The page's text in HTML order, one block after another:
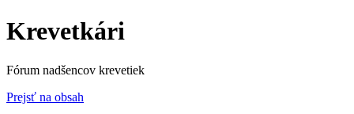
Krevetkári
Fórum nadšencov krevetiek
Prejsť na obsah